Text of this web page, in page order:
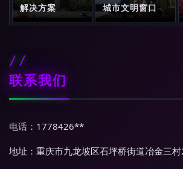
解决方案
城市文明窗口
联系我们
电话：1778426**
地址：重庆市九龙坡区石坪桥街道冶金三